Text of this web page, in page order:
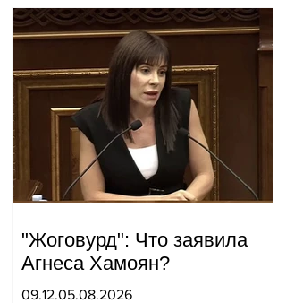
"Жоговурд": Что заявила
Агнеса Хамоян?
09.12.05.08.2026